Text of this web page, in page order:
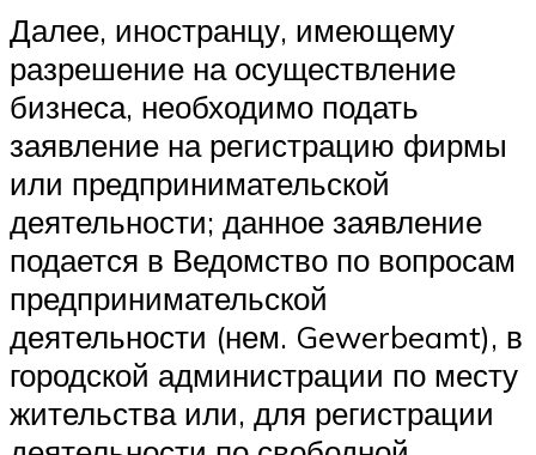
Далее, иностранцу, имеющему
разрешение на осуществление
бизнеса, необходимо подать
заявление на регистрацию фирмы
или предпринимательской
деятельности; данное заявление
подается в Ведомство по вопросам
предпринимательской
деятельности (нем. Gewerbeamt), в
городской администрации по месту
жительства или, для регистрации